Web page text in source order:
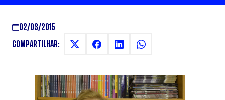
02/03/2015
COMPARTILHAR: